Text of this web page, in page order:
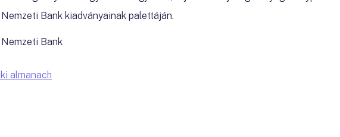
Bank kiadványainak palettáján.
Bank
almanach